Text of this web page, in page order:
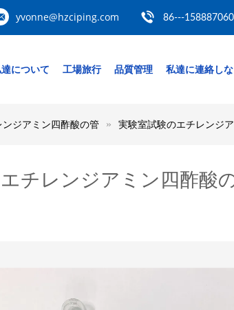
yvonne@hzciping.com 86---
について 工場旅行 品質管理 私達に連絡し
ンジアミン四酢酸の管 実験室試験のエチレンジ
チレンジアミン四酢酸